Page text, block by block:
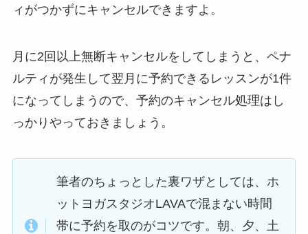
ィがつかずにキャンセルできますよ。
月に2回以上無断キャンセルをしてしまうと、ペナ
ルティが発生して翌月に予約できるレッスンが1件
になってしまうので、予約のキャンセル処理はし
っかりやっておきましょう。
筆者のちょっとした裏ワザとしては、ホ
ットヨガスタジオLAVAで混まない時間
帯に予約を取のがコツです。朝、夕、土